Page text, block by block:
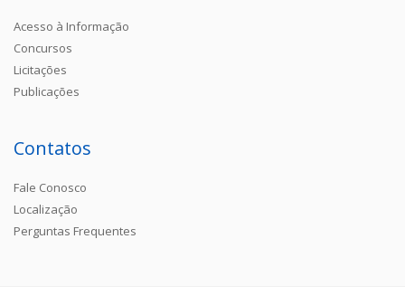
Acesso à Informação
Concursos
Licitações
Publicações
Contatos
Fale Conosco
Localização
Perguntas Frequentes